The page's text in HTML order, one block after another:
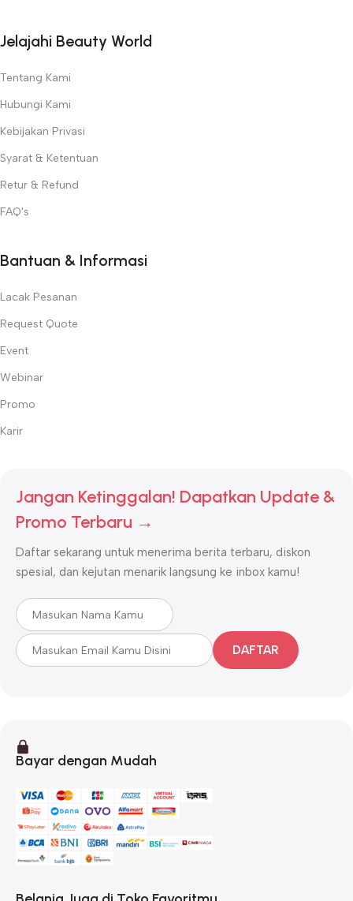
Jelajahi Beauty World
Tentang Kami
Hubungi Kami
Kebijakan Privasi
Syarat & Ketentuan
Retur & Refund
FAQ's
Bantuan & Informasi
Lacak Pesanan
Request Quote
Event
Webinar
Promo
Karir
Jangan Ketinggalan! Dapatkan Update &
Promo Terbaru →
Daftar sekarang untuk menerima berita terbaru, diskon
spesial, dan kejutan menarik langsung ke inbox kamu!
DAFTAR
Bayar dengan Mudah